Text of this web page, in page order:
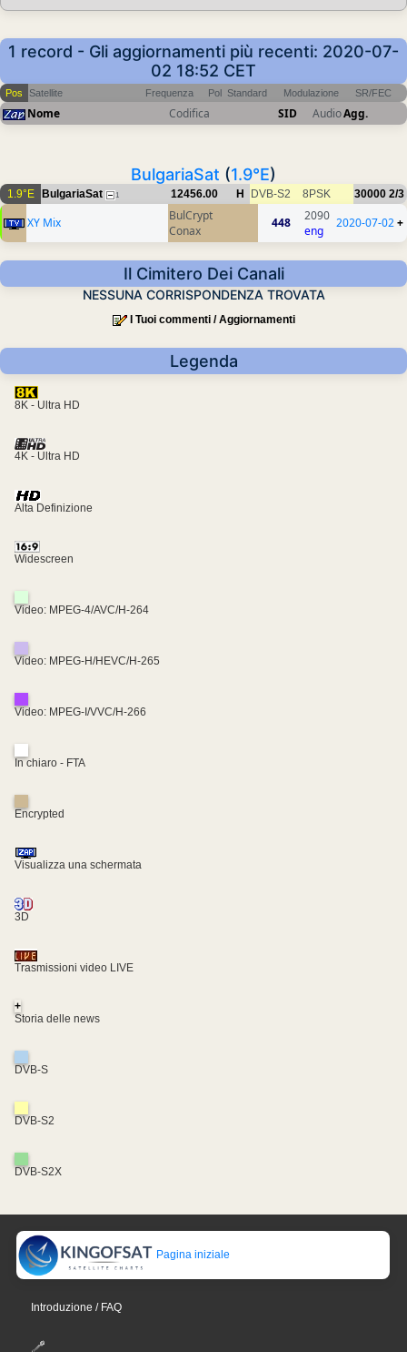
1 record - Gli aggiornamenti più recenti: 2020-07-
02 18:52 CET
Pos Satellite Frequenza Pol Standard Modulazione SR/FEC
Nome Codifica SID AudioAgg.
BulgariaSat (1.9°E)
1.9°E BulgariaSat 1 12456.00 H DVB-S2 8PSK 30000 2/3
XY Mix
BulCrypt
Conax
448
2090
eng
2020-07-02+
Il Cimitero Dei Canali
NESSUNA CORRISPONDENZA TROVATA
I Tuoi commenti / Aggiornamenti
Legenda
8K - Ultra HD
4K - Ultra HD
Alta Definizione
Widescreen
Video: MPEG-4/AVC/H-264
Video: MPEG-H/HEVC/H-265
Video: MPEG-I/VVC/H-266
In chiaro - FTA
Encrypted
Visualizza una schermata
3D
Trasmissioni video LIVE
+
Storia delle news
DVB-S
DVB-S2
DVB-S2X
Pagina iniziale
Introduzione / FAQ